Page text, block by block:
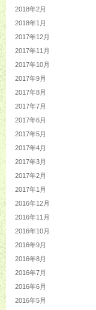
2018年2月
2018年1月
2017年12月
2017年11月
2017年10月
2017年9月
2017年8月
2017年7月
2017年6月
2017年5月
2017年4月
2017年3月
2017年2月
2017年1月
2016年12月
2016年11月
2016年10月
2016年9月
2016年8月
2016年7月
2016年6月
2016年5月